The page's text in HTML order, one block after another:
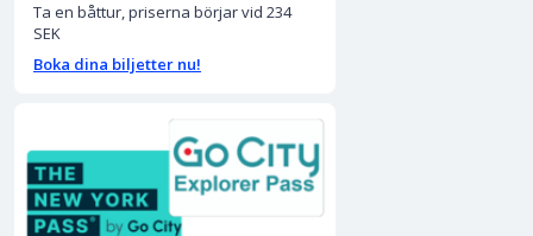
Ta en båttur, priserna börjar vid 234
SEK
Boka dina biljetter nu!